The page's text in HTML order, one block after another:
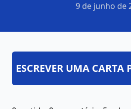
9 de junho de
ESCREVER UMA CARTA